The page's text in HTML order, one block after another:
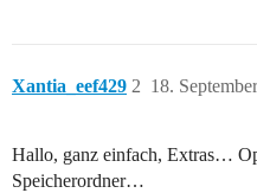
Xantia_eef429 18.
2
Hallo, ganz einfach, Extras…
Speicherordner…